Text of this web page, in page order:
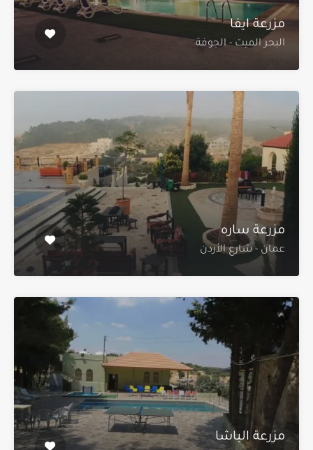
البحر الميت - الجوفة
مزرعة ساره
عمان - شارع الأردن
مزرعة الباشا